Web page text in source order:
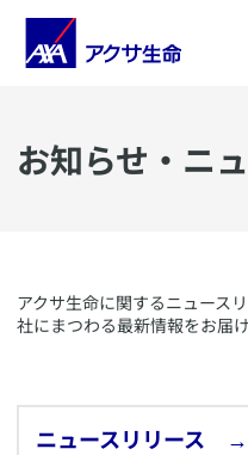
お知らせ・ニ
アクサ生命に関するニュース
社にまつわる最新情報をお届け
​ニュースリリース →